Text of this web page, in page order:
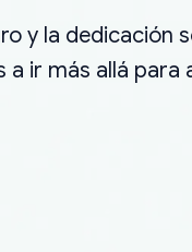
y la dedicación
ir más allá para